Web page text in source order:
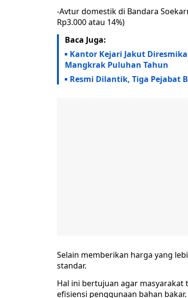
-Avtur domestik di Bandara
Rp3.000 atau 14%)
Baca Juga:
Kantor Kejari Jakut
Mangkrak Puluhan Tahun
Resmi Dilantik, Tiga Pejabat
Selain memberikan harga yang
standar.
Hal ini bertujuan agar
efisiensi penggunaan bahan bakar.